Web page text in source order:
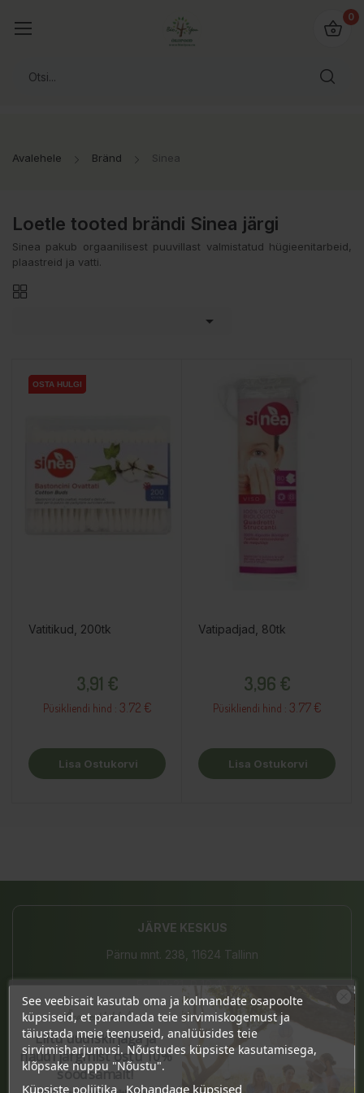
0
Avalehele Bränd Sinea
Loetle tooted brändi Sinea järgi
Sinea pakub orgaanilisest puuvillast valmistatud hügieenitarbeid,
plaastreid ja vatti.

OSTA HULGI
OSTA HULGI
Vatitikud, 200tk
3,91 €
Püsikliendi hind : 3.72 €
Lisa Ostukorvi
Vatipadjad, 80tk
3,96 €
Püsikliendi hind : 3.77 €
Lisa Ostukorvi
JÄRVE KESKUS
Pärnu mnt. 238, 11624 Tallinn
E-L 10-21, P 10-19
(+372) 677 8211
info@bio4you.eu
See veebisait kasutab oma ja kolmandate osapoolte
küpsiseid, et parandada teie sirvimiskogemust ja
täiustada meie teenuseid, analüüsides teie
sirvimisharjumusi. Nõustudes küpsiste kasutamisega,
klõpsake nuppu "Nõustu".
Küpsiste poliitika Kohandage küpsised
Ära veel lahku!
Liitu uudiskirjaga ja
naudi järgmist ostu 10%
soodsamalt!